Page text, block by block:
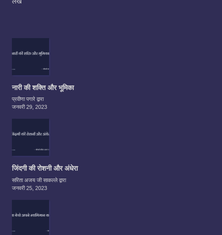
नारी की शक्ति और भूमिका
प्रवीणा पगारे द्वारा
जनवरी 29, 2023
जिंदगी की रोशनी और अंधेरा
सरिता अजय जी साकल्ले द्वारा
जनवरी 25, 2023